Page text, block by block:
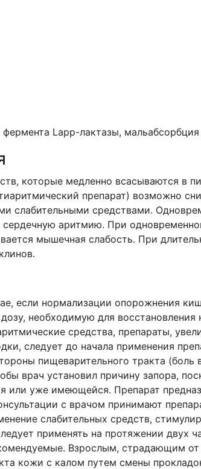
Lapp-лактазы,
которые медленно всасываются в
препарат) возможно
слабительными средствами.
аритмию. При
мышечная слабость. При
если нормализации опорожнения
необходимую для
средства, препараты,
следует до начала применения
пищеварительного тракта
врач установил причину запора,
уже имеющейся. Препарат
с врачом принимают
слабительных средств,
применять на протяжении двух
Взрослым, страдающим от
кожи с калом путем смены